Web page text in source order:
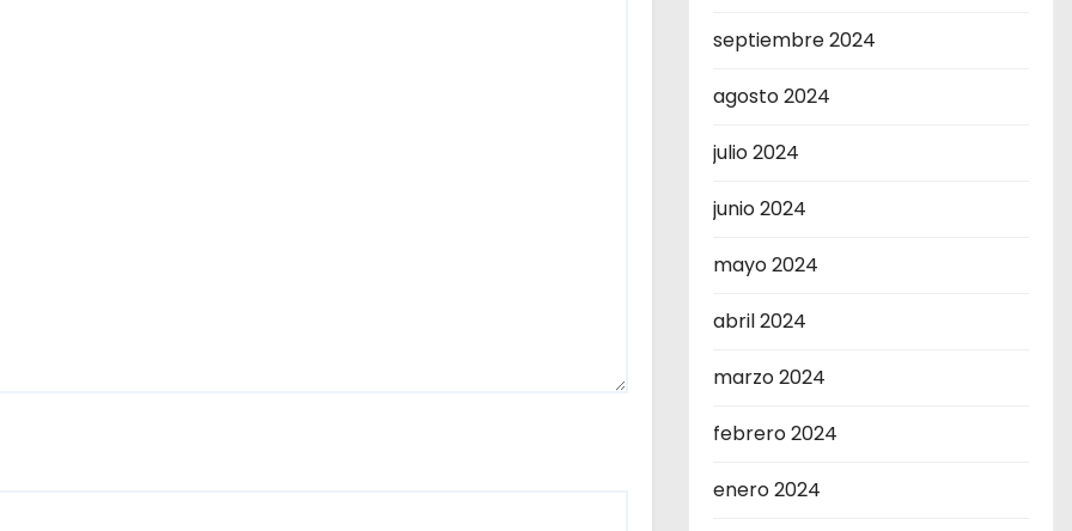
septiembre 2024
agosto 2024
julio 2024
junio 2024
mayo 2024
abril 2024
marzo 2024
febrero 2024
enero 2024